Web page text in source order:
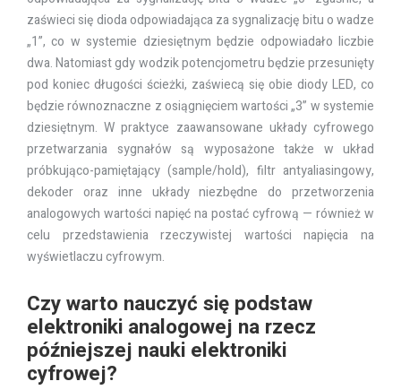
zaświeci się dioda odpowiadająca za sygnalizację bitu o wadze
„1”, co w systemie dziesiętnym będzie odpowiadało liczbie
dwa. Natomiast gdy wodzik potencjometru będzie przesunięty
pod koniec długości ścieżki, zaświecą się obie diody LED, co
będzie równoznaczne z osiągnięciem wartości „3” w systemie
dziesiętnym. W praktyce zaawansowane układy cyfrowego
przetwarzania sygnałów są wyposażone także w układ
próbkująco-pamiętający (sample/hold), filtr antyaliasingowy,
dekoder oraz inne układy niezbędne do przetworzenia
analogowych wartości napięć na postać cyfrową — również w
celu przedstawienia rzeczywistej wartości napięcia na
wyświetlaczu cyfrowym.
Czy warto nauczyć się podstaw
elektroniki analogowej na rzecz
późniejszej nauki elektroniki
cyfrowej?